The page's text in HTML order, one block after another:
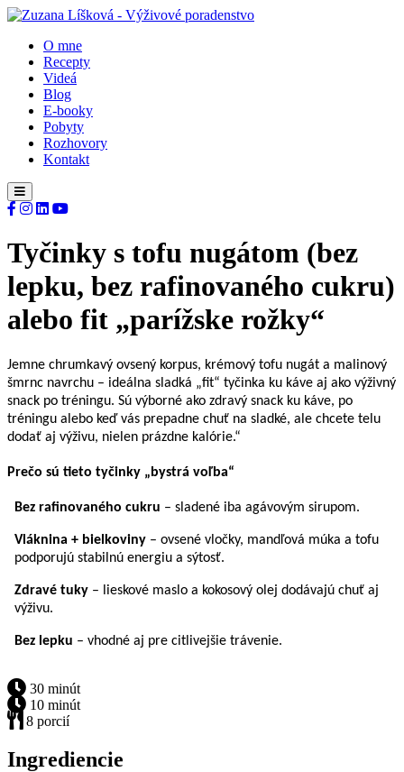
O mne
Recepty
Videá
Blog
E-booky
Pobyty
Rozhovory
Kontakt
Tyčinky s tofu nugátom (bez
lepku, bez rafinovaného cukru)
alebo fit „parížske rožky“
Jemne chrumkavý ovsený korpus, krémový tofu nugát a malinový
šmrnc navrchu – ideálna sladká „fit“ tyčinka ku káve aj ako výživný
snack po tréningu. Sú výborné ako zdravý snack ku káve, po
tréningu alebo keď vás prepadne chuť na sladké, ale chcete telu
dodať aj výživu, nielen prázdne kalórie.“
Prečo sú tieto tyčinky „bystrá voľba“
Bez rafinovaného cukru – sladené iba agávovým sirupom.
Vláknina + bielkoviny – ovsené vločky, mandľová múka a tofu
podporujú stabilnú energiu a sýtosť.
Zdravé tuky – lieskové maslo a kokosový olej dodávajú chuť aj
výživu.
Bez lepku – vhodné aj pre citlivejšie trávenie.
30 minút
10 minút
8 porcií
Ingrediencie